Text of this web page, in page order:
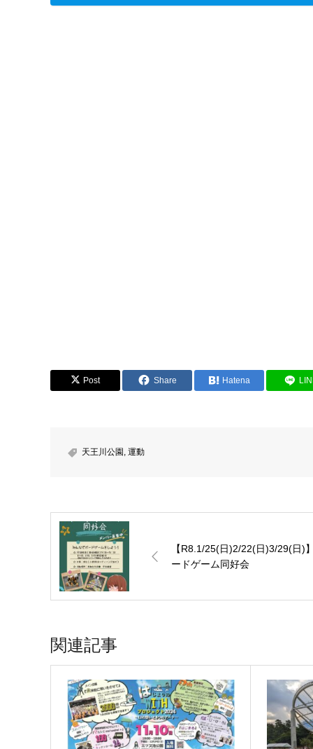
Post Share Hatena
天王川公園 , 運動
【R8.1/25(日)2/22(日)3/29(日)
ードゲーム同好会
関連記事